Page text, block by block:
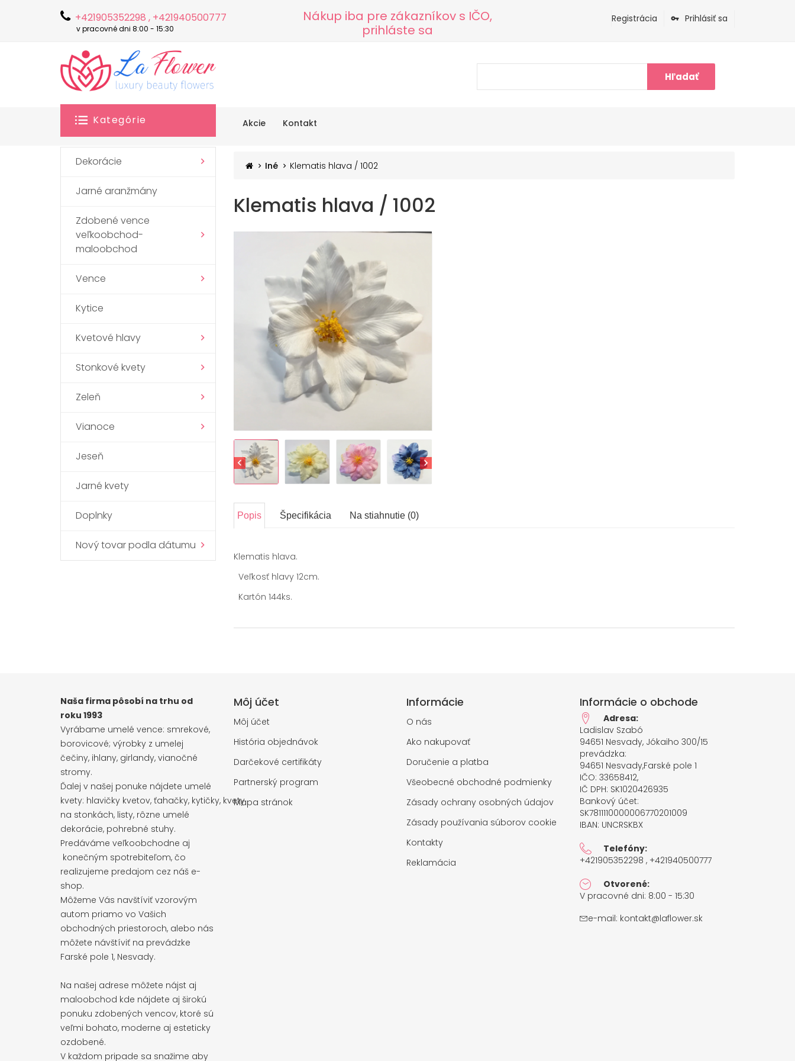
+421905352298 , +421940500777
v pracovné dni 8:00 - 15:30
Nákup iba pre zákazníkov s IČO,
prihláste sa
Registrácia Prihlásiť sa
Hľadať
Kategórie Akcie Kontakt
Dekorácie
Jarné aranžmány
Zdobené vence
veľkoobchod-
maloobchod
Vence
Kytice
Kvetové hlavy
Stonkové kvety
Zeleň
Vianoce
Jeseň
Jarné kvety
Doplnky
Nový tovar podla dátumu
Iné Klematis hlava / 1002
Klematis hlava / 1002
Popis Špecifikácia Na stiahnutie (0)
Klematis hlava.
Veľkosť hlavy 12cm.
Kartón 144ks.
Naša firma pôsobí na trhu od
roku 1993
Vyrábame umelé vence: smrekové,
borovicové; výrobky z umelej
čečiny, ihlany, girlandy, vianočné
stromy.
Ďalej v našej ponuke nájdete umelé
kvety: hlavičky kvetov, ťahačky, kytičky, kvety
na stonkách, listy, rôzne umelé
dekorácie, pohrebné stuhy.
Predáváme veľkoobchodne aj
konečným spotrebiteľom, čo
realizujeme predajom cez náš e-
shop.
Môžeme Vás navštíviť vzorovým
autom priamo vo Vašich
obchodných priestoroch, alebo nás
môžete návštíviť na prevádzke
Farské pole 1, Nesvady.
Na našej adrese môžete nájst aj
maloobchod kde nájdete aj širokú
ponuku zdobených vencov, ktoré sú
veľmi bohato, moderne aj esteticky
ozdobené.
V každom pripade sa snažime aby
Môj účet
Môj účet
História objednávok
Darčekové certifikáty
Partnerský program
Mapa stránok
Informácie
O nás
Ako nakupovať
Doručenie a platba
Všeobecné obchodné podmienky
Zásady ochrany osobných údajov
Zásady používania súborov cookie
Kontakty
Reklamácia
Informácie o obchode
Adresa:
Ladislav Szabó
94651 Nesvady, Jókaiho 300/15
prevádzka:
94651 Nesvady,Farské pole 1
IČO: 33658412,
IČ DPH: SK1020426935
Bankový účet:
SK7811110000006770201009
IBAN: UNCRSKBX
Telefóny:
+421905352298 , +421940500777
Otvorené:
V pracovné dni: 8:00 - 15:30
e-mail: kontakt@laflower.sk